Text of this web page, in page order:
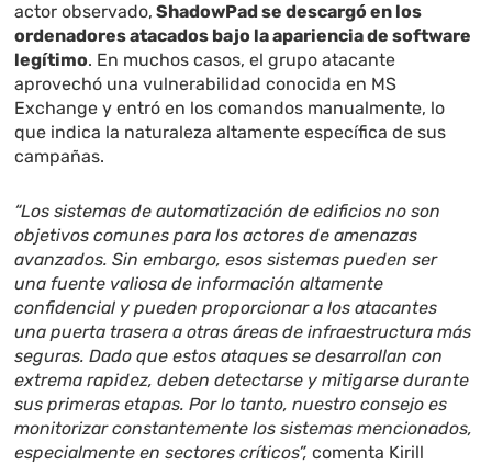
actor observado, ShadowPad se descargó en los
ordenadores atacados bajo la apariencia de software
legítimo. En muchos casos, el grupo atacante
aprovechó una vulnerabilidad conocida en MS
Exchange y entró en los comandos manualmente, lo
que indica la naturaleza altamente específica de sus
campañas.
“Los sistemas de automatización de edificios no son
objetivos comunes para los actores de amenazas
avanzados. Sin embargo, esos sistemas pueden ser
una fuente valiosa de información altamente
confidencial y pueden proporcionar a los atacantes
una puerta trasera a otras áreas de infraestructura más
seguras. Dado que estos ataques se desarrollan con
extrema rapidez, deben detectarse y mitigarse durante
sus primeras etapas. Por lo tanto, nuestro consejo es
monitorizar constantemente los sistemas mencionados,
especialmente en sectores críticos”, comenta Kirill